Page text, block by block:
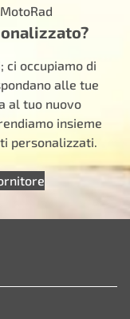
ci occupiamo di
alle tue
al tuo nuovo
insieme
personalizzati.